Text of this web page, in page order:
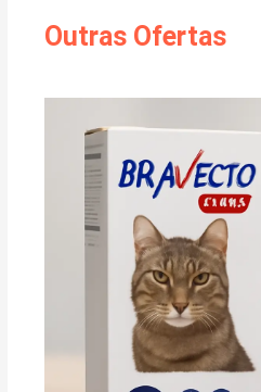
Outras Ofertas